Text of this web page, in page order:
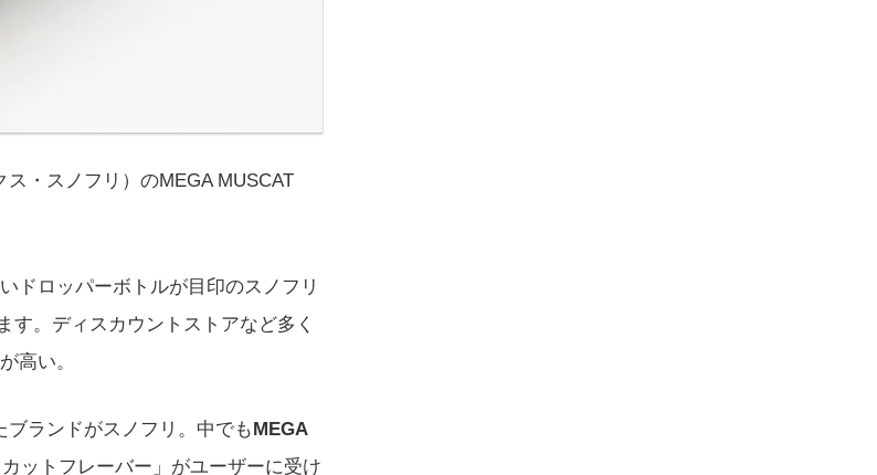
・スノフリ）のMEGA MUSCAT
ドロッパーボトルが目印のスノフリ
す。ディスカウントストアなど多く
高い。
ブランドがスノフリ。中でもMEGA
ットフレーバー」がユーザーに受け